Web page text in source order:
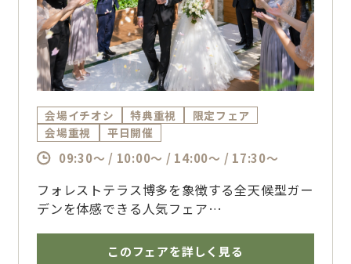
会場イチオシ 特典重視
限定フェア
会場重視
平日開催
09:30～ / 10:00～ / 14:00～ / 17:30～
フォレストテラス博多を象徴する全天候型ガー
デンを体感できる人気フェア
ミ高評価の婚礼料理をご堪能いただけます
このフェアを詳しく見る